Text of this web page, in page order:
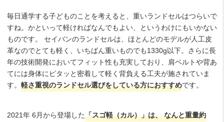
毎日通学する子どものことを考えると、重いランドセルはつらいで
すね。かといって軽ければなんでもよい、というわけにもいかない
ものです。 セイバンのランドセルは、ほとんどのモデルが人工皮
革なのでとても軽く、いちばん重いものでも1330g以下。さらに長
年の技術開発においてフィット性も充実しており、肩ベルトや背あ
てには身体にピタッと密着して軽く背負える工夫が施されていま
す。 軽さ重視のランドセル選びをしている方におすすめです。
2021年 6月から登場した「スゴ軽（カル）」は、 なんと重量約